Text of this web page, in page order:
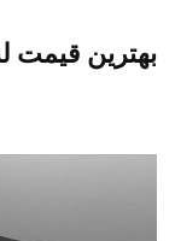
بهترین